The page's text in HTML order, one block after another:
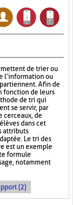
de trier ou
l’information ou
Afin de
fonction de leurs
de tri qui
se servir, par
cerceaux, de
dans cet
attributs
Le tri des
est un exemple
formule
notamment
(2)